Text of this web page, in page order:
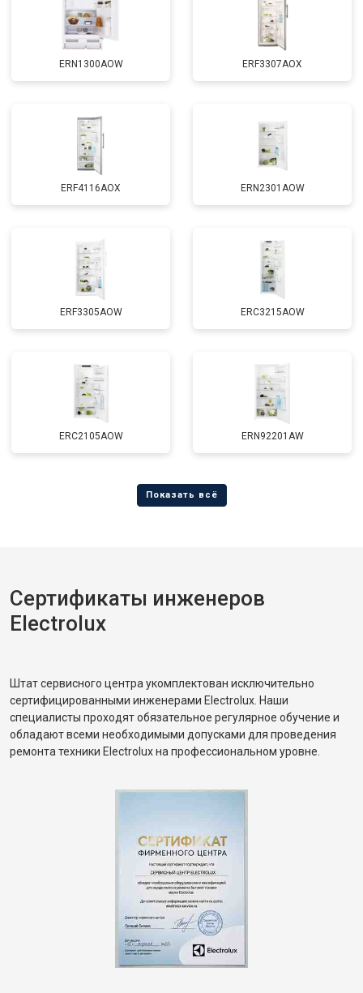
ERN1300AOW ERF3307AOX
ERF4116AOX ERN2301AOW
ERF3305AOW ERC3215AOW
ERC2105AOW ERN92201AW
Сертификаты инженеров
Electrolux
Штат сервисного центра укомплектован исключительно
сертифицированными инженерами Electrolux. Наши
специалисты проходят обязательное регулярное обучение и
обладают всеми необходимыми допусками для проведения
ремонта техники Electrolux на профессиональном уровне.